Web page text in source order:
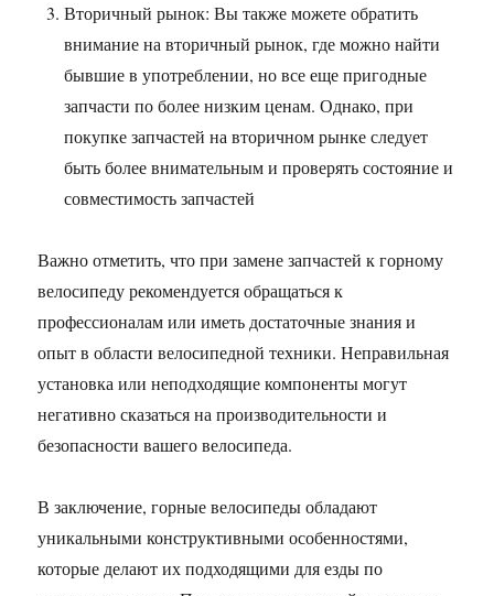
Вторичный рынок: Вы также можете обратить
внимание на вторичный рынок, где можно найти
бывшие в употреблении, но все еще пригодные
запчасти по более низким ценам. Однако, при
покупке запчастей на вторичном рынке следует
быть более внимательным и проверять состояние и
совместимость запчастей
Важно отметить, что при замене запчастей к горному
велосипеду рекомендуется обращаться к
профессионалам или иметь достаточные знания и
опыт в области велосипедной техники. Неправильная
установка или неподходящие компоненты могут
негативно сказаться на производительности и
безопасности вашего велосипеда.
В заключение, горные велосипеды обладают
уникальными конструктивными особенностями,
которые делают их подходящими для езды по